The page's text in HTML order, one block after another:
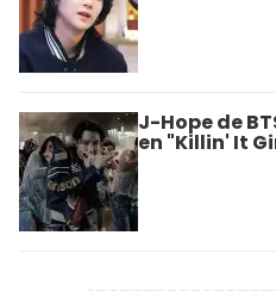
J-Hope de
en "Killin' It